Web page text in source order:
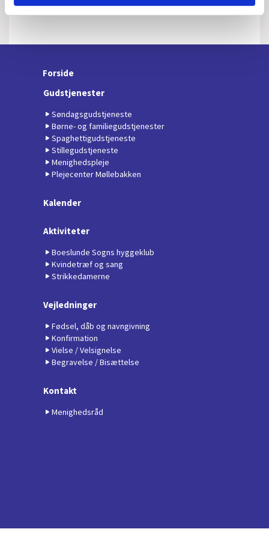
Forside
Gudstjenester
Søndagsgudstjeneste
Børne- og familiegudstjenester
Spaghettigudstjeneste
Stillegudstjeneste
Menighedspleje
Plejecenter Møllebakken
Kalender
Aktiviteter
Boeslunde Sogns hyggeklub
Kvindetræf og sang
Strikkedamerne
Vejledninger
Fødsel, dåb og navngivning
Konfirmation
Vielse / Velsignelse
Begravelse / Bisættelse
Kontakt
Menighedsråd